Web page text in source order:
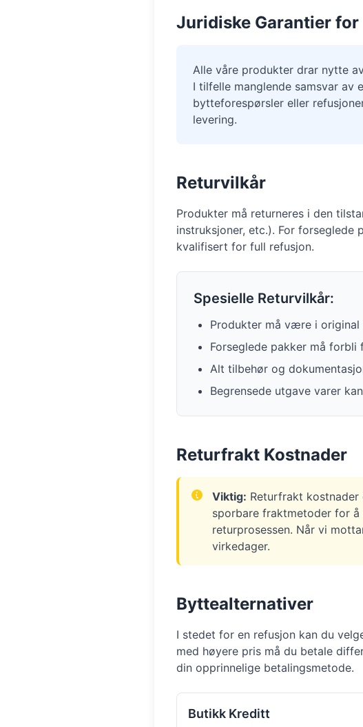
Juridiske Garantier for
Alle våre produkter drar nytte
I tilfelle manglende samsvar av
bytteforespørsler eller
levering.
Returvilkår
Produkter må returneres i den
instruksjoner, etc.). For
kvalifisert for full refusjon.
Spesielle Returvilkår:
Produkter må være i original
Forseglede pakker må
Alt tilbehør og
Begrensede utgave varer
Returfrakt Kostnader
Viktig: Returfrakt kostnader
sporbare fraktmetoder for å
returprosessen. Når vi
virkedager.
Byttealternativer
I stedet for en refusjon kan du
med høyere pris må du betale
din opprinnelige betalingsmetode.
Butikk Kreditt